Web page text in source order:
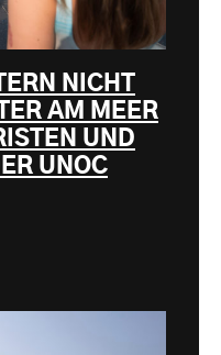
NICHT
AM MEER
UND
UNOC